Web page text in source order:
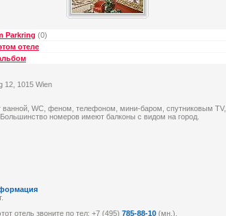
Parkring (0)
отеле
12, 1015 Wien
ванной, WC, феном, телефоном, мини-баром, спутниковым TV,
номеров имеют балконы с видом на город.
отель звоните по тел: +7 (495) 785-88-10 (мн.),